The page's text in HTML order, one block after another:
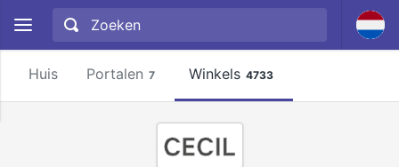
Huis Portalen 7 Winkels 4733